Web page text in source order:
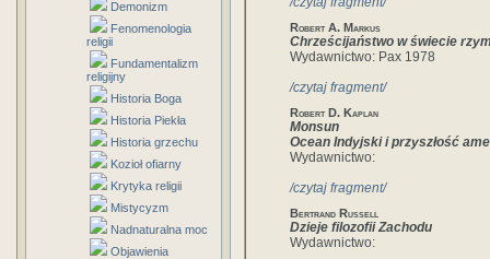
Demonizm
Fenomenologia
religii
Fundamentalizm
religijny
Historia Boga
Historia Piekła
Historia grzechu
Kozioł ofiarny
Krytyka religii
Mistycyzm
Nadnaturalna moc
Objawienia
Robert A. Markus
Chrześcijaństwo w świecie
Wydawnictwo: Pax 1978
/czytaj fragment/
Robert D. Kaplan
Monsun
Ocean Indyjski i przyszłość
Wydawnictwo:
/czytaj fragment/
Bertrand Russell
Dzieje filozofii Zachodu
Wydawnictwo: